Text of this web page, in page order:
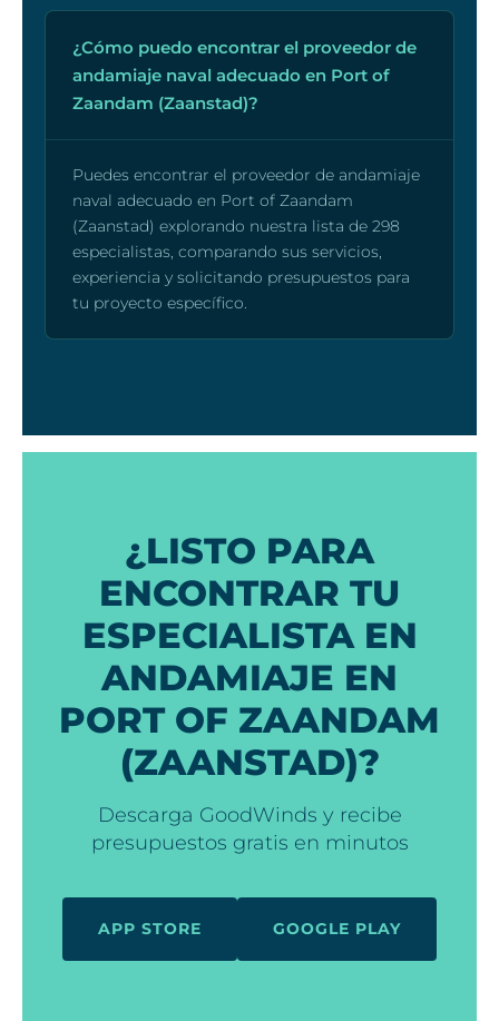
¿Cómo puedo encontrar el proveedor de
andamiaje naval adecuado en Port of
Zaandam (Zaanstad)?
Puedes encontrar el proveedor de andamiaje
naval adecuado en Port of Zaandam
(Zaanstad) explorando nuestra lista de 298
especialistas, comparando sus servicios,
experiencia y solicitando presupuestos para
tu proyecto específico.
¿LISTO PARA
ENCONTRAR TU
ESPECIALISTA EN
ANDAMIAJE EN
PORT OF ZAANDAM
(ZAANSTAD)?
Descarga GoodWinds y recibe
presupuestos gratis en minutos
APP STORE GOOGLE PLAY